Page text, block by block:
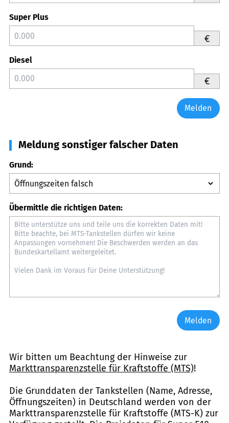
Super Plus
€
Diesel
€
Melden
Meldung sonstiger falscher Daten
Grund:
Übermittle die richtigen Daten:
Melden
Wir bitten um Beachtung der Hinweise zur
Markttransparenzstelle für Kraftstoffe (MTS)!
Die Grunddaten der Tankstellen (Name, Adresse,
Öffnungszeiten) in Deutschland werden von der
Markttransparenzstelle für Kraftstoffe (MTS-K) zur